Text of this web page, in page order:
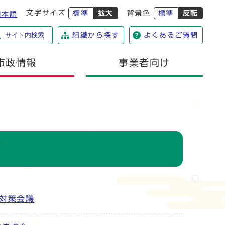
語 文字サイズ 標準 拡大 背景色 標準 反転
サイト内検索 組織から探す よくあるご質問
政情報 事業者向け
策会議